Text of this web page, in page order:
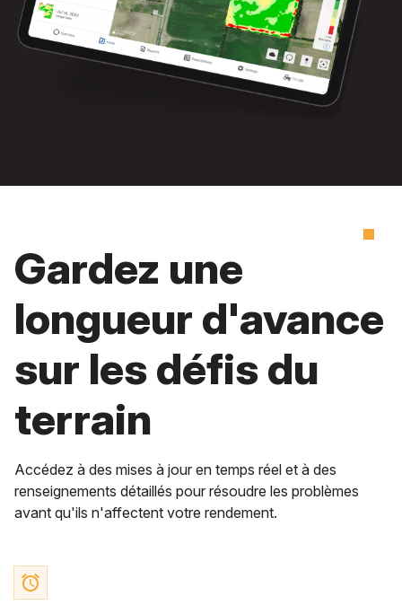
Gardez une
longueur d'avance
sur les défis du
terrain
Accédez à des mises à jour en temps réel et à des
renseignements détaillés pour résoudre les problèmes
avant qu'ils n'affectent votre rendement.
access_alarm